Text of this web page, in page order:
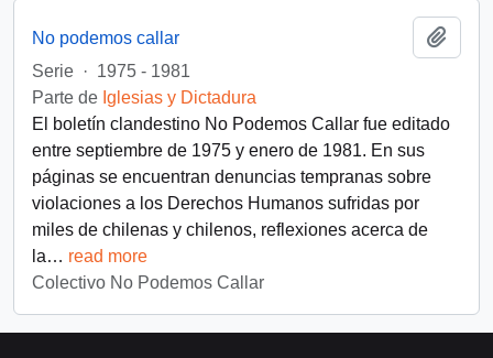
No podemos callar
Serie · 1975 - 1981
Parte de Iglesias y Dictadura
El boletín clandestino No Podemos Callar fue editado
entre septiembre de 1975 y enero de 1981. En sus
páginas se encuentran denuncias tempranas sobre
violaciones a los Derechos Humanos sufridas por
miles de chilenas y chilenos, reflexiones acerca de
la… read more
Colectivo No Podemos Callar